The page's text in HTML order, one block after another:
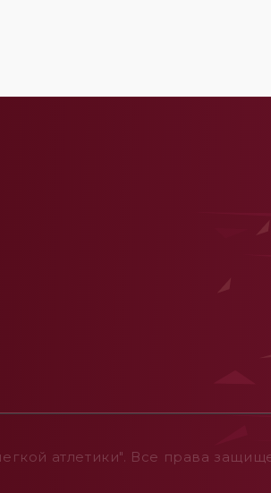
атлетики". Все права